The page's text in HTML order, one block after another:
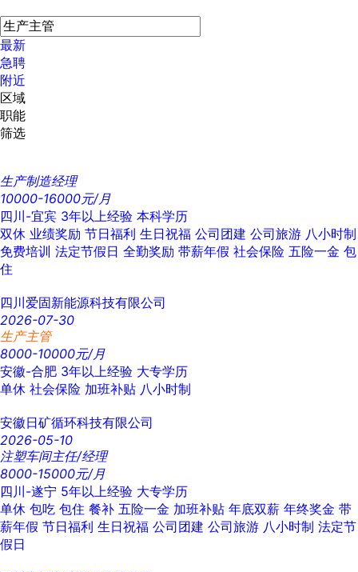
最新
急聘
附近
区域
职能
筛选
生产制造经理
10000-16000元/月
四川-宜宾 3年以上经验 本科学历
双休 业绩奖励 节日福利 生日祝福 公司团建 公司旅游 八小时制
免费培训 法定节假日 全勤奖励 带薪年假 社会保险 五险一金 包
住
四川爱固新能源科技有限公司
2026-07-30
生产主管
8000-10000元/月
安徽-合肥 3年以上经验 大专学历
单休 社会保险 加班补贴 八小时制
安徽日矿循环科技有限公司
2026-05-10
注塑车间主任/经理
8000-15000元/月
四川-遂宁 5年以上经验 大专学历
单休 包吃 包住 餐补 五险一金 加班补贴 年底双薪 年终奖金 带
薪年假 节日福利 生日祝福 公司团建 公司旅游 八小时制 法定节
假日